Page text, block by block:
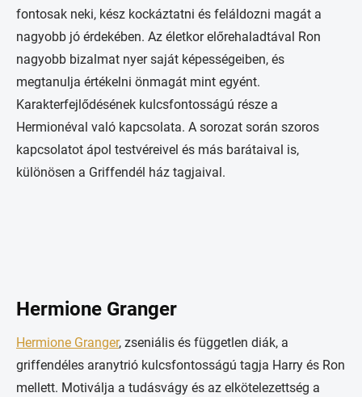
fontosak neki, kész kockáztatni és feláldozni magát a
nagyobb jó érdekében. Az életkor előrehaladtával Ron
nagyobb bizalmat nyer saját képességeiben, és
megtanulja értékelni önmagát mint egyént.
Karakterfejlődésének kulcsfontosságú része a
Hermionéval való kapcsolata. A sorozat során szoros
kapcsolatot ápol testvéreivel és más barátaival is,
különösen a Griffendél ház tagjaival.
Hermione Granger
Hermione Granger, zseniális és független diák, a
griffendéles aranytrió kulcsfontosságú tagja Harry és Ron
mellett. Motiválja a tudásvágy és az elkötelezettség a